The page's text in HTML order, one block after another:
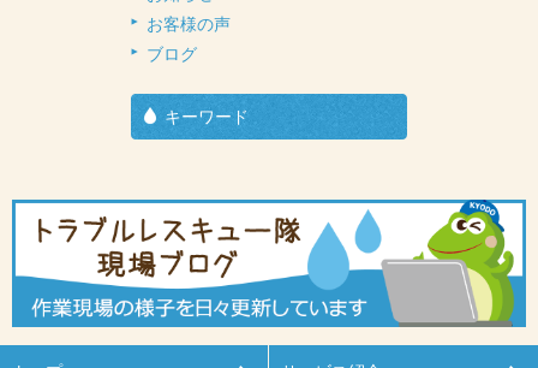
お客様の声
ブログ
キーワード